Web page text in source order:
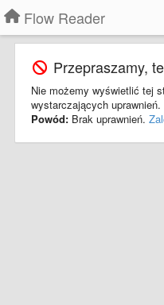
Flow Reader
Przepraszamy,
Nie możemy wyświetlić tej
wystarczających uprawnień.
Powód: Brak uprawnień.